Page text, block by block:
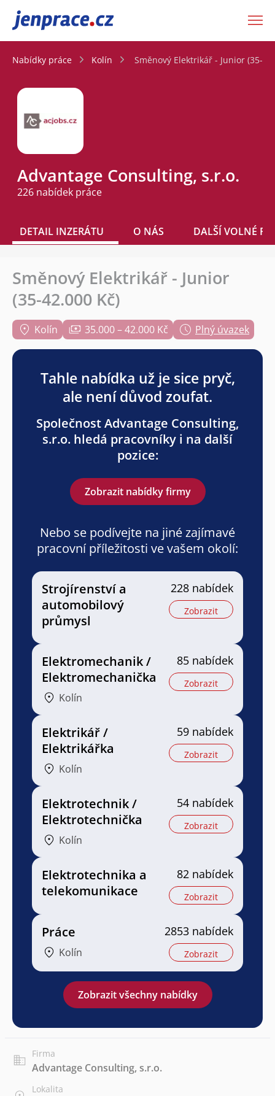
JenPráce.cz
Nabídky práce Kolín Směnový Elektrikář - Junior (35-
Advantage Consulting, s.r.o.
226 nabídek práce
DETAIL INZERÁTU O NÁS DALŠÍ VOLNÉ
Směnový Elektrikář - Junior
(35-42.000 Kč)
Kolín 35.000 – 42.000 Kč Plný úvazek
Tahle nabídka už je sice pryč,
ale není důvod zoufat.
Společnost Advantage Consulting,
s.r.o. hledá pracovníky i na další
pozice:
Zobrazit nabídky firmy
Nebo se podívejte na jiné zajímavé
pracovní příležitosti ve vašem okolí:
Strojírenství a
automobilový
průmysl
228 nabídek
Zobrazit
Elektromechanik /
Elektromechanička
Kolín
85 nabídek
Zobrazit
Elektrikář /
Elektrikářka
Kolín
59 nabídek
Zobrazit
Elektrotechnik /
Elektrotechnička
Kolín
54 nabídek
Zobrazit
Elektrotechnika a
telekomunikace
82 nabídek
Zobrazit
Práce
Kolín
2853 nabídek
Zobrazit
Zobrazit všechny nabídky
Firma
Advantage Consulting, s.r.o.
Lokalita